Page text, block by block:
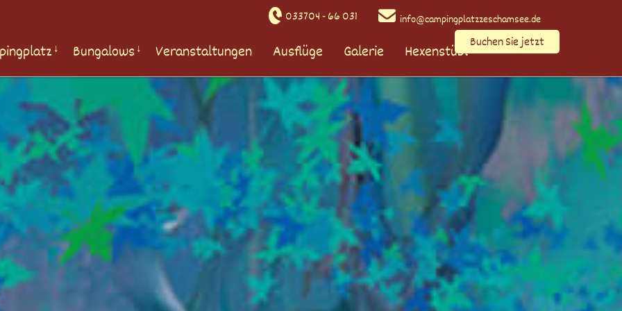
033704 - 66 031 info@campingplatzzeschamsee.de
Bungalows Veranstaltungen Ausflüge Galerie HexenstüblBuchen Sie jetzt